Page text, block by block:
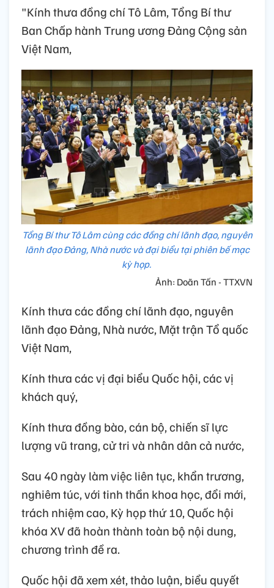
"Kính thưa đồng chí Tô Lâm, Tổng Bí thư
Ban Chấp hành Trung ương Đảng Cộng sản
Việt Nam,
Tổng Bí thư Tô Lâm cùng các đồng chí lãnh đạo, nguyên
lãnh đạo Đảng, Nhà nước và đại biểu tại phiên bế mạc
kỳ họp.
Ảnh: Doãn Tấn - TTXVN
Kính thưa các đồng chí lãnh đạo, nguyên
lãnh đạo Đảng, Nhà nước, Mặt trận Tổ quốc
Việt Nam,
Kính thưa các vị đại biểu Quốc hội, các vị
khách quý,
Kính thưa đồng bào, cán bộ, chiến sĩ lực
lượng vũ trang, cử tri và nhân dân cả nước,
Sau 40 ngày làm việc liên tục, khẩn trương,
nghiêm túc, với tinh thần khoa học, đổi mới,
trách nhiệm cao, Kỳ họp thứ 10, Quốc hội
khóa XV đã hoàn thành toàn bộ nội dung,
chương trình đề ra.
Quốc hội đã xem xét, thảo luận, biểu quyết